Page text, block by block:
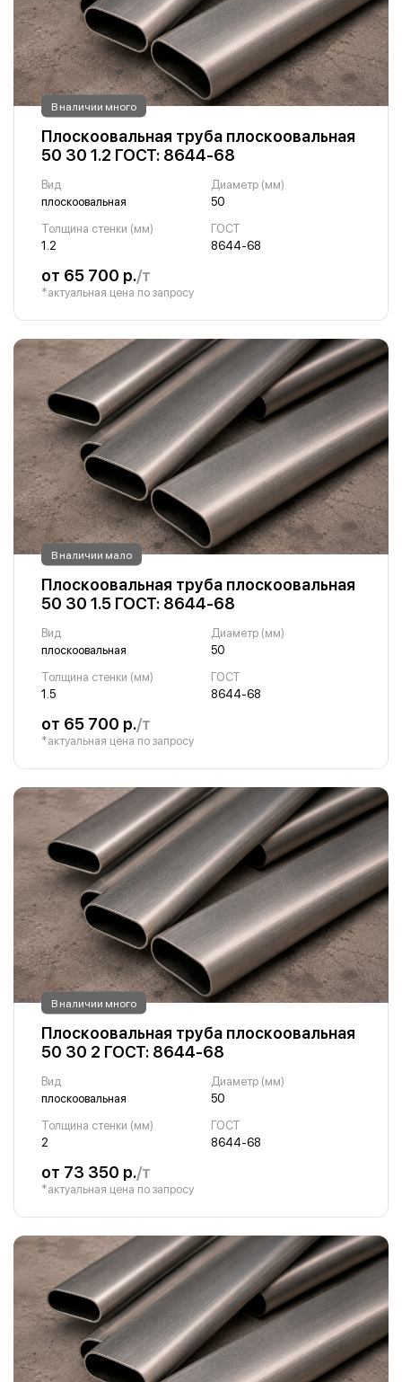
В наличии много
Плоскоовальная труба плоскоовальная
50 30 1.2 ГОСТ: 8644-68
Вид
плоскоовальная
Диаметр (мм)
50
Толщина стенки (мм)
1.2
ГОСТ
8644-68
от 65 700 р./т
*актуальная цена по запросу
В наличии мало
Плоскоовальная труба плоскоовальная
50 30 1.5 ГОСТ: 8644-68
Вид
плоскоовальная
Диаметр (мм)
50
Толщина стенки (мм)
1.5
ГОСТ
8644-68
от 65 700 р./т
*актуальная цена по запросу
В наличии много
Плоскоовальная труба плоскоовальная
50 30 2 ГОСТ: 8644-68
Вид
плоскоовальная
Диаметр (мм)
50
Толщина стенки (мм)
2
ГОСТ
8644-68
от 73 350 р./т
*актуальная цена по запросу